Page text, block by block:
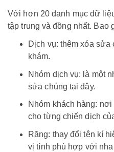
Với hơn 20 danh mục dữ
tập trung và đồng nhất. Bao
Dịch vụ: thêm xóa sửa
khám.
Nhóm dịch vụ: là một
sửa chúng tại đây.
Nhóm khách hàng:
cho từng chiến dịch
Răng: thay đổi tên kí
vị tính phù hợp với